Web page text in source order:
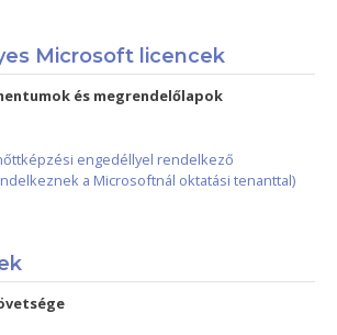
Microsoft licencek
és megrendelőlapok
engedéllyel rendelkező
a Microsoftnál oktatási tenanttal)